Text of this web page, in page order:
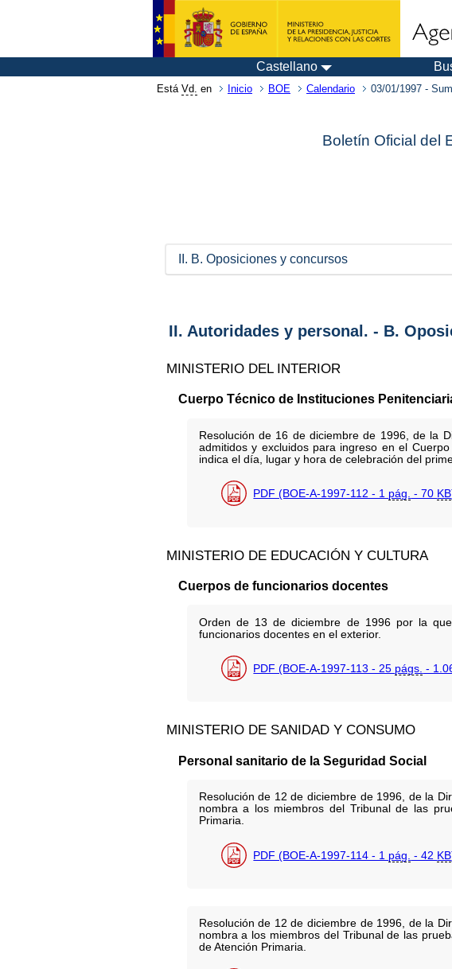
Castellano
Está Vd. en Inicio BOE Calendario 03/01/1997 -
Boletín Oficial del
II. B. Oposiciones y concursos
II. Autoridades y personal. - B.
MINISTERIO DEL INTERIOR
Cuerpo Técnico de Instituciones
Resolución de 16 de diciembre de 1996, de la
admitidos y excluidos para ingreso en el
indica el día, lugar y hora de celebración del
PDF (BOE-A-1997-112 - 1 pág. - 70 KB
MINISTERIO DE EDUCACIÓN Y CULTURA
Cuerpos de funcionarios docentes
Orden de 13 de diciembre de 1996 por la
funcionarios docentes en el exterior.
PDF (BOE-A-1997-113 - 25 págs. -
MINISTERIO DE SANIDAD Y CONSUMO
Personal sanitario de la Seguridad Social
Resolución de 12 de diciembre de 1996, de la
nombra a los miembros del Tribunal de las
Primaria.
PDF (BOE-A-1997-114 - 1 pág. - 42 KB
Resolución de 12 de diciembre de 1996, de la
nombra a los miembros del Tribunal de las
de Atención Primaria.